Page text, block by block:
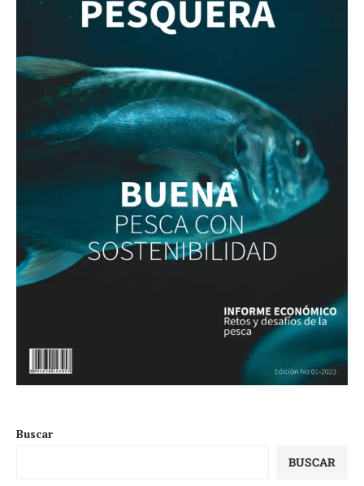
Buscar
BUSCAR